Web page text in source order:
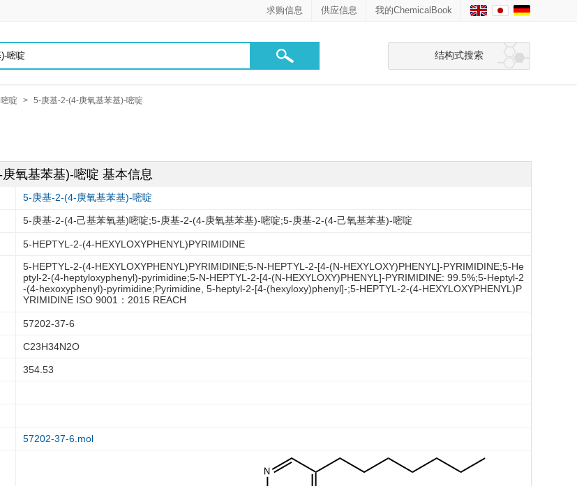
我的ChemicalBook
供应信息
求购信息
结构式搜索
啶 > 5-庚基-2-(4-庚氧基苯基)-嘧啶
氧基苯基)-嘧啶 基本信息
5-庚基-2-(4-庚氧基苯基)-嘧啶
5-庚基-2-(4-己基苯氧基)嘧啶;5-庚基-2-(4-庚氧基苯基)-嘧啶;5-庚基-2-(4-己氧基苯基)-嘧啶
5-HEPTYL-2-(4-HEXYLOXYPHENYL)PYRIMIDINE
5-HEPTYL-2-(4-HEXYLOXYPHENYL)PYRIMIDINE;5-N-HEPTYL-2-[4-(N-HEXYLOXY)PHENYL]-PYRIMIDINE;5-He
ptyl-2-(4-heptyloxyphenyl)-pyrimidine;5-N-HEPTYL-2-[4-(N-HEXYLOXY)PHENYL]-PYRIMIDINE: 99.5%;5-Heptyl-2
-(4-hexoxyphenyl)-pyrimidine;Pyrimidine, 5-heptyl-2-[4-(hexyloxy)phenyl]-;5-HEPTYL-2-(4-HEXYLOXYPHENYL)P
YRIMIDINE ISO 9001：2015 REACH
57202-37-6
C23H34N2O
354.53
57202-37-6.mol